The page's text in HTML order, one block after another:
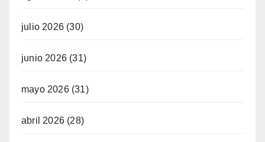
julio 2026 (30)
junio 2026 (31)
mayo 2026(31)
abril 2026 (28)